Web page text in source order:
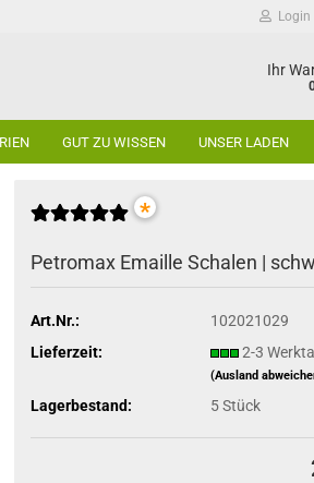
Login
Ihr
GUT ZU WISSEN UNSER LADEN
*
Petromax Emaille Schalen |
Art.Nr.:
102021029
Lieferzeit:
2-3
(Ausland
Lagerbestand: 5Stück